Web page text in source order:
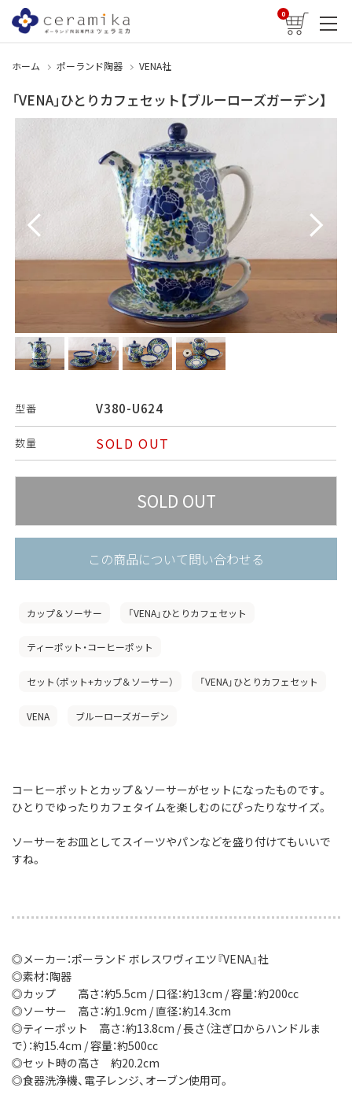
0
ホーム ポーランド陶器 VENA社
「VENA」ひとりカフェセット【ブルーローズガーデン】
型番 V380-U624
数量 SOLD OUT
この商品について問い合わせる
カップ＆ソーサー 「VENA」ひとりカフェセット
ティーポット・コーヒーポット
セット（ポット+カップ＆ソーサー） 「VENA」ひとりカフェセット
VENA ブルーローズガーデン
コーヒーポットとカップ＆ソーサーがセットになったものです。
ひとりでゆったりカフェタイムを楽しむのにぴったりなサイズ。
ソーサーをお皿としてスイーツやパンなどを盛り付けてもいいで
すね。
◎メーカー：ポーランド ボレスワヴィエツ『VENA』社
◎素材：陶器
◎カップ 高さ：約5.5cm / 口径：約13cm / 容量：約200cc
◎ソーサー 高さ：約1.9cm / 直径：約14.3cm
◎ティーポット 高さ：約13.8cm / 長さ（注ぎ口からハンドルま
で）：約15.4cm / 容量：約500cc
◎セット時の高さ 約20.2cm
◎食器洗浄機、電子レンジ、オーブン使用可。